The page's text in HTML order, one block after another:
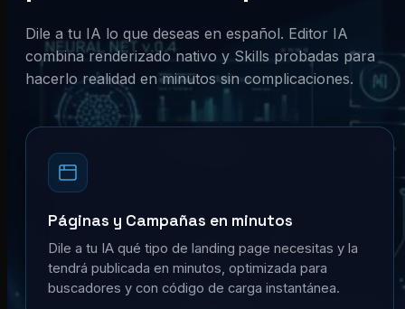
Dile a tu IA lo que deseas en español. Editor IA
combina renderizado nativo y Skills probadas para
hacerlo realidad en minutos sin complicaciones.
Páginas y Campañas en minutos
Dile a tu IA qué tipo de landing page necesitas y la
tendrá publicada en minutos, optimizada para
buscadores y con código de carga instantánea.